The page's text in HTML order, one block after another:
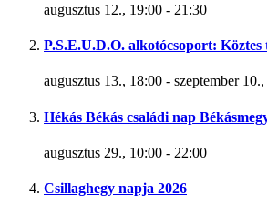
augusztus 12., 19:00 - 21:30
P.S.E.U.D.O. alkotócsoport:
augusztus 13., 18:00 - szeptember
Hékás Békás családi nap
augusztus 29., 10:00 - 22:00
Csillaghegy napja 2026